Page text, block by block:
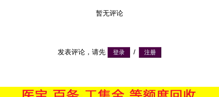
暂无评论
发表评论，请先 /